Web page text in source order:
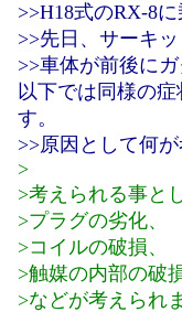
>>H18式のRX-8
>>先日、サーキ
>>車体が前後に
以下では同様の
す。
>>原因として何
>
>考えられる事と
>プラグの劣化、
>コイルの破損、
>触媒の内部の破損
>などが考えられ